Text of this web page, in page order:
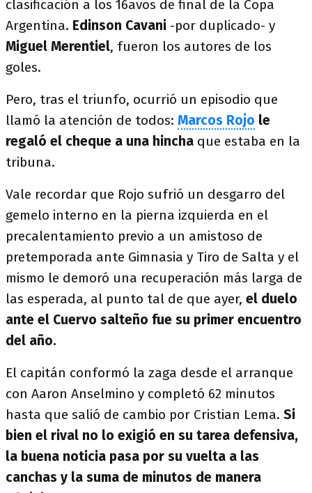
clasificación a los 16avos de final de la Copa
Argentina. Edinson Cavani -por duplicado- y
Miguel Merentiel, fueron los autores de los
goles.
Pero, tras el triunfo, ocurrió un episodio que
llamó la atención de todos: Marcos Rojo le
regaló el cheque a una hincha que estaba en la
tribuna.
Vale recordar que Rojo sufrió un desgarro del
gemelo interno en la pierna izquierda en el
precalentamiento previo a un amistoso de
pretemporada ante Gimnasia y Tiro de Salta y el
mismo le demoró una recuperación más larga de
las esperada, al punto tal de que ayer, el duelo
ante el Cuervo salteño fue su primer encuentro
del año.
El capitán conformó la zaga desde el arranque
con Aaron Anselmino y completó 62 minutos
hasta que salió de cambio por Cristian Lema. Si
bien el rival no lo exigió en su tarea defensiva,
la buena noticia pasa por su vuelta a las
canchas y la suma de minutos de manera